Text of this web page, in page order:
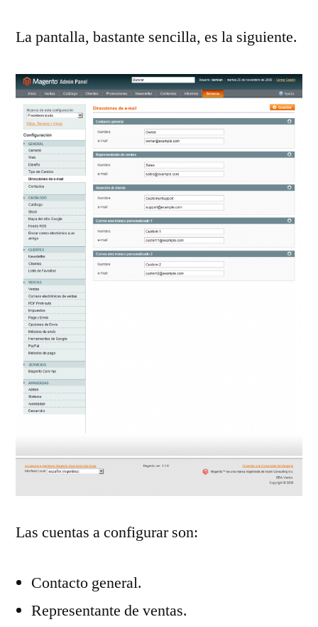
La pantalla, bastante sencilla, es la siguiente.
Las cuentas a configurar son:
Contacto general.
Representante de ventas.